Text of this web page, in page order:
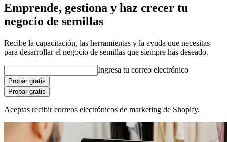
Emprende, gestiona y haz crecer tu
negocio de semillas
Recibe la capacitación, las herramientas y la ayuda que necesitas
para desarrollar el negocio de semillas que siempre has deseado.
Ingresa tu correo electrónico
Probar gratis
Probar gratis
Aceptas recibir correos electrónicos de marketing de Shopify.